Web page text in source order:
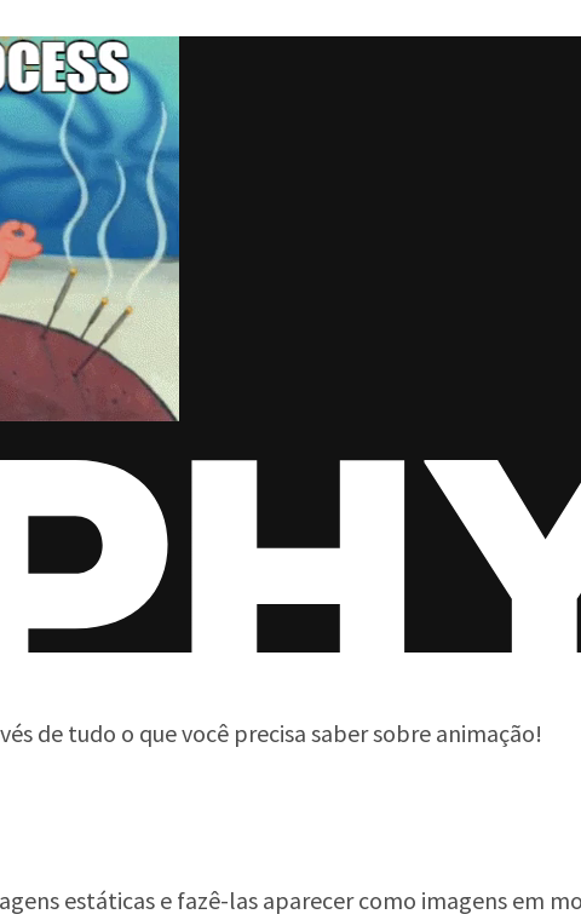
de tudo o que você precisa saber sobre animação!
estáticas e fazê-las aparecer como imagens em